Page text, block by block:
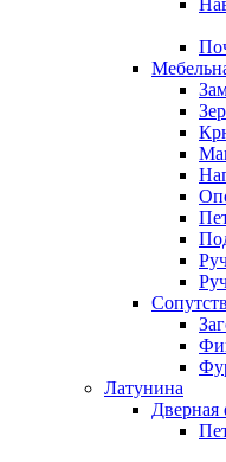
Латунина
Дверная